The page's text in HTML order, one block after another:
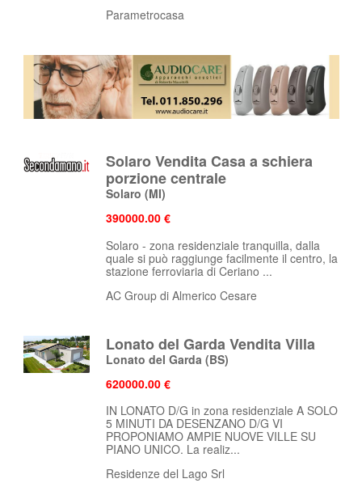
Parametrocasa
Solaro Vendita Casa a schiera
porzione centrale
Solaro (MI)
390000.00 €
Solaro - zona residenziale tranquilla, dalla
quale si può raggiunge facilmente il centro, la
stazione ferroviaria di Ceriano ...
AC Group di Almerico Cesare
Lonato del Garda Vendita Villa
Lonato del Garda (BS)
620000.00 €
IN LONATO D/G in zona residenziale A SOLO
5 MINUTI DA DESENZANO D/G VI
PROPONIAMO AMPIE NUOVE VILLE SU
PIANO UNICO. La realiz...
Residenze del Lago Srl